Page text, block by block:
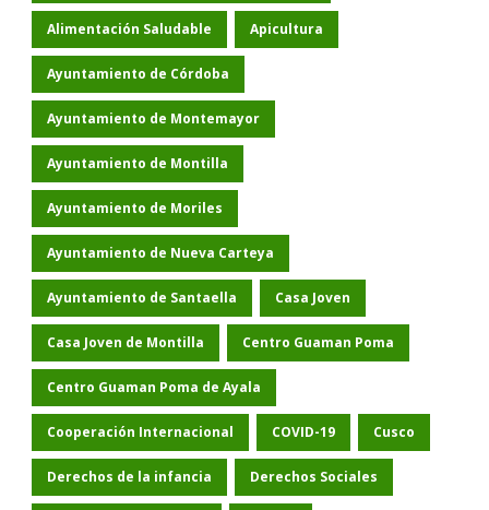
Alimentación Saludable Apicultura
Ayuntamiento de Córdoba
Ayuntamiento de Montemayor
Ayuntamiento de Montilla
Ayuntamiento de Moriles
Ayuntamiento de Nueva Carteya
Ayuntamiento de Santaella Casa Joven
Casa Joven de Montilla Centro Guaman Poma
Centro Guaman Poma de Ayala
Cooperación Internacional COVID-19 Cusco
Derechos de la infancia Derechos Sociales